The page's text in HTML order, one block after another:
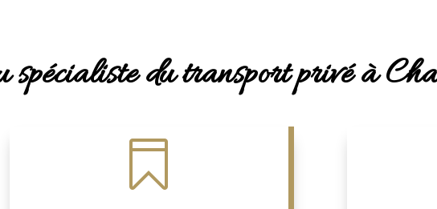
spécialiste du transport privé à
